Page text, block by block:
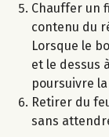
Chauffer un
contenu du
Lorsque le
et le dessus
poursuivre
Retirer du
sans